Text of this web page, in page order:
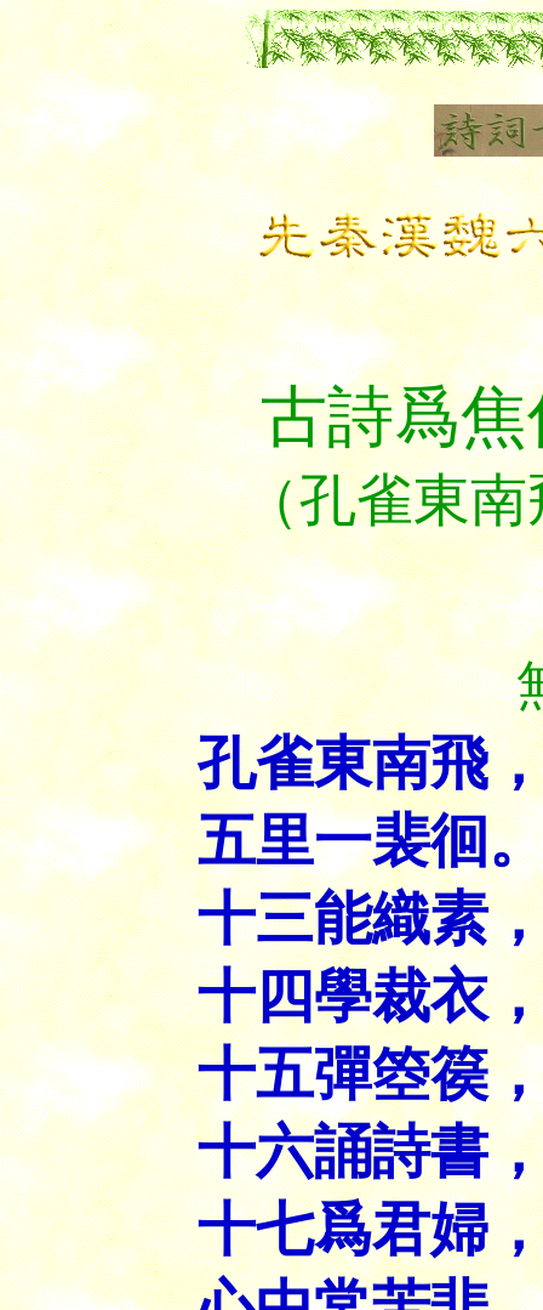
古詩爲
（孔雀東
孔雀東南飛
五里一裴徊
十三能織素
十四學裁衣
十五彈箜篌
十六誦詩書
十七爲君婦